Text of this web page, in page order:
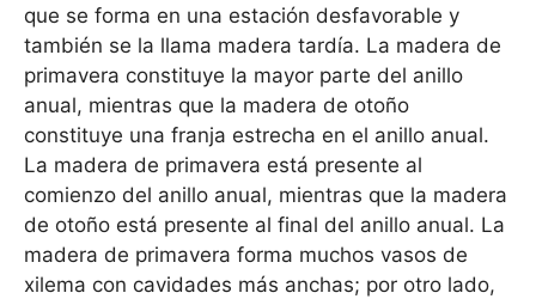
que se forma en una estación desfavorable y
también se la llama madera tardía. La madera de
primavera constituye la mayor parte del anillo
anual, mientras que la madera de otoño
constituye una franja estrecha en el anillo anual.
La madera de primavera está presente al
comienzo del anillo anual, mientras que la madera
de otoño está presente al final del anillo anual. La
madera de primavera forma muchos vasos de
xilema con cavidades más anchas; por otro lado,